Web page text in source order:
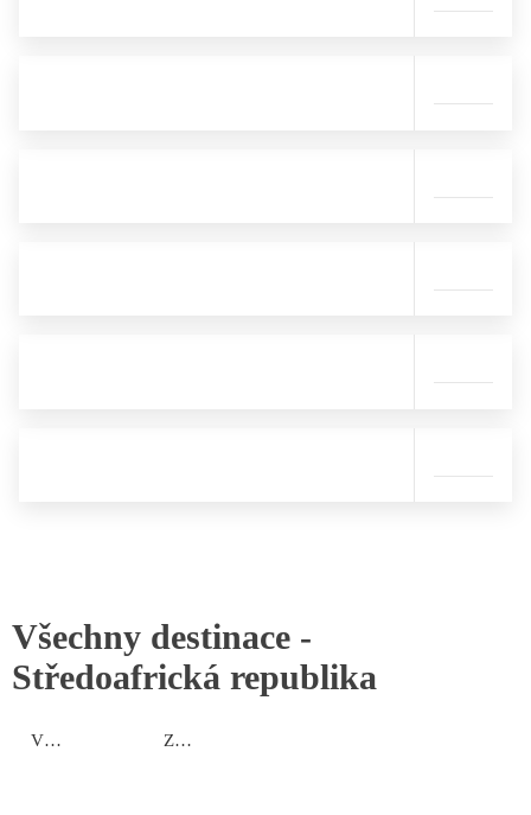
Všechny destinace -
Středoafrická republika
Východní oblast Západní oblast